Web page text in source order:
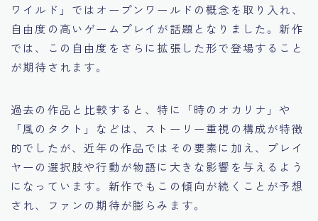
ワイルド」ではオープンワールドの概念を取り入れ、
自由度の高いゲームプレイが話題となりました。新作
では、この自由度をさらに拡張した形で登場すること
が期待されます。
過去の作品と比較すると、特に「時のオカリナ」や
「風のタクト」などは、ストーリー重視の構成が特徴
的でしたが、近年の作品ではその要素に加え、プレイ
ヤーの選択肢や行動が物語に大きな影響を与えるよう
になっています。新作でもこの傾向が続くことが予想
され、ファンの期待が膨らみます。